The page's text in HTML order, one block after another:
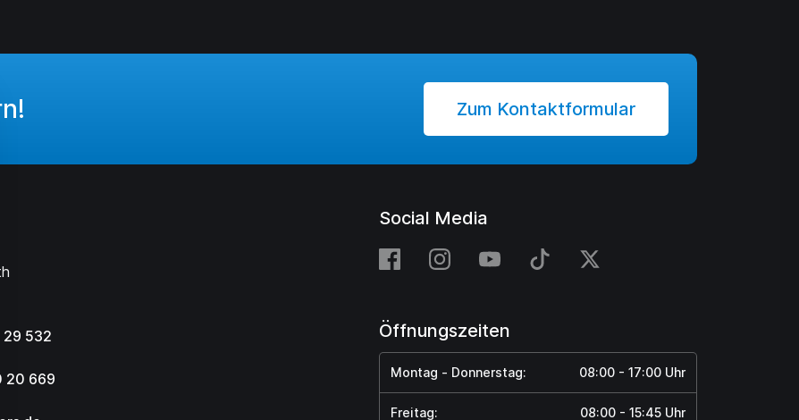
Zum Kontaktformular
532
20 669
Social Media
Öffnungszeiten
Montag - Donnerstag: 08:00 - 17:00 Uhr
Freitag: 08:00 - 15:45 Uhr